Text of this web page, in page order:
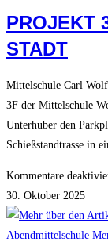
PROJEKT
STADT
Mittelschule Carl
3F der Mittelschule
Unterhuber den
Schießstandtrasse in
Kommentare
30. Oktober 2025